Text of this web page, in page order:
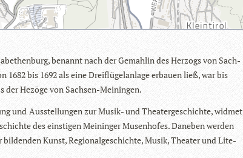
benannt nach der Gemah­lin des Her­zogs von Sach­
1682 bis 1692 als eine Drei­flü­gel­an­lage erbauen ließ, war bis
der Hezöge von Sachsen-Meiningen.
und Aus­stel­lun­gen zur Musik- und Thea­ter­ge­schichte, wid­met
des eins­ti­gen Mei­nin­ger Musen­ho­fes. Dane­ben wer­den
bil­den­den Kunst, Regio­nal­ge­schichte, Musik, Thea­ter und Lite­